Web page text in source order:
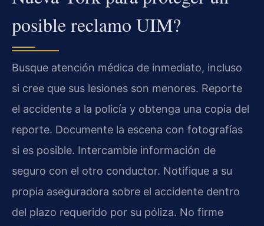
posible reclamo UIM?
Busque atención médica de inmediato, incluso
si cree que sus lesiones son menores. Reporte
el accidente a la policía y obtenga una copia del
reporte. Documente la escena con fotografías
si es posible. Intercambie información de
seguro con el otro conductor. Notifique a su
propia aseguradora sobre el accidente dentro
del plazo requerido por su póliza. No firme